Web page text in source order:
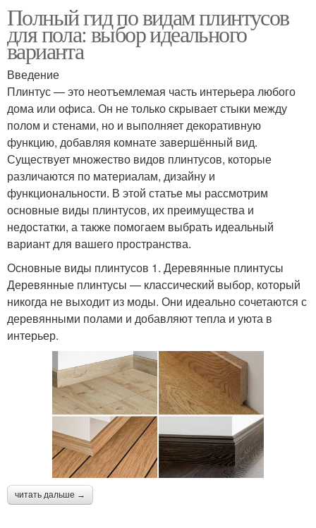
Полный гид по видам плинтусов
для пола: выбор идеального
варианта
Введение
Плинтус — это неотъемлемая часть интерьера любого
дома или офиса. Он не только скрывает стыки между
полом и стенами, но и выполняет декоративную
функцию, добавляя комнате завершённый вид.
Существует множество видов плинтусов, которые
различаются по материалам, дизайну и
функциональности. В этой статье мы рассмотрим
основные виды плинтусов, их преимущества и
недостатки, а также помогаем выбрать идеальный
вариант для вашего пространства.
Основные виды плинтусов 1. Деревянные плинтусы
Деревянные плинтусы — классический выбор, который
никогда не выходит из моды. Они идеально сочетаются с
деревянными полами и добавляют тепла и уюта в
интерьер.
читать дальше →